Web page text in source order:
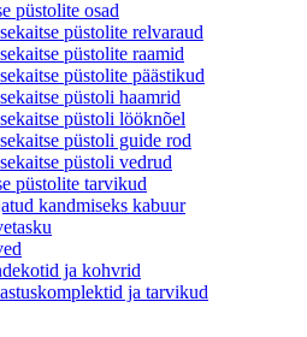
püstolite osad
püstolite relvaraud
püstolite raamid
püstolite päästikud
püstoli haamrid
püstoli lööknõel
püstoli guide rod
püstoli vedrud
püstolite tarvikud
kandmiseks kabuur
ja kohvrid
ja tarvikud